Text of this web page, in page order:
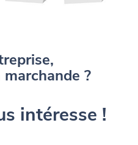
?
intéresse !